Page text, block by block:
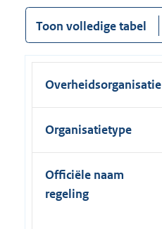
Toon volledige tabel
Overheidsorganisatie
Organisatietype
Officiële naam
regeling